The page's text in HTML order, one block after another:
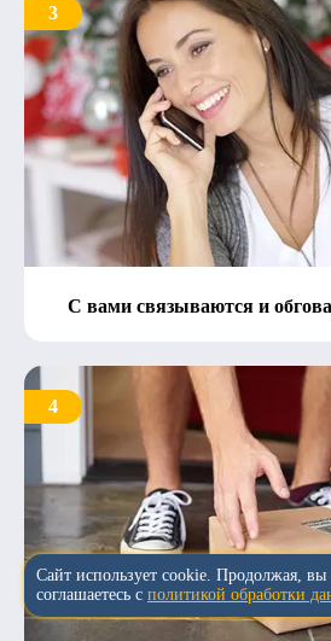
3
С вами связываются и
4
Сайт использует cookie. Продолжая, вы
соглашаетесь с политикой обработки